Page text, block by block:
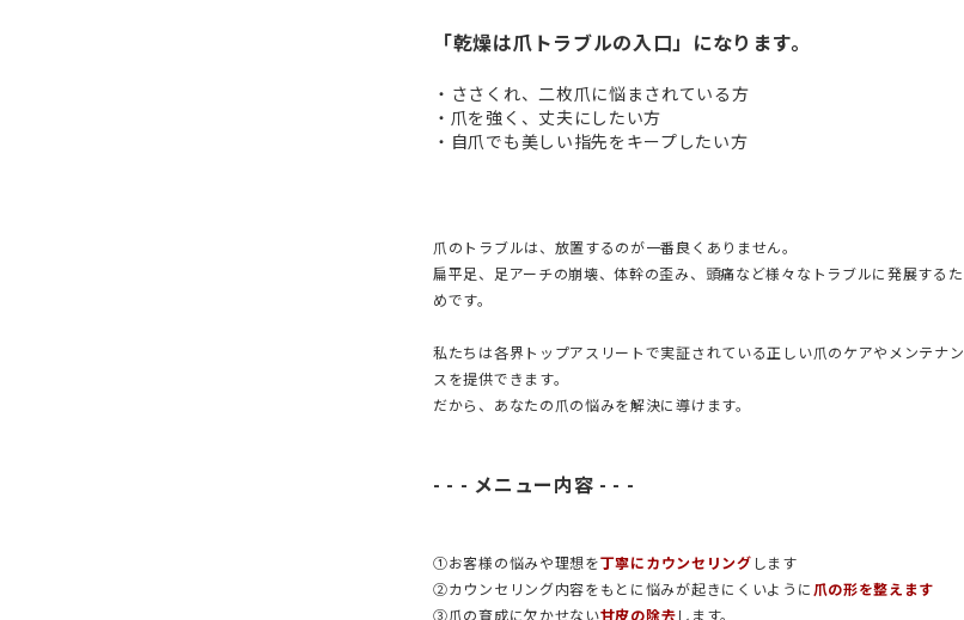
「乾燥は爪トラブルの入口」になります。
・ささくれ、二枚爪に悩まされている方
・爪を強く、丈夫にしたい方
・自爪でも美しい指先をキープしたい方
爪のトラブルは、放置するのが一番良くありません。
扁平足、足アーチの崩壊、体幹の歪み、頭痛など様々なトラブルに発展するた
めです。
私たちは各界トップアスリートで実証されている正しい爪のケアやメンテナン
スを提供できます。
だから、あなたの爪の悩みを解決に導けます。
- - - メニュー内容 - - -
①お客様の悩みや理想を丁寧にカウンセリング します
②カウンセリング内容をもとに悩みが起きにくいように 爪の形を整えます
③爪の育成に欠かせない甘皮の除去します。